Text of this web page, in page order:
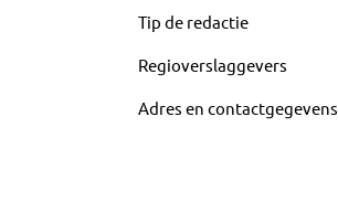
Tip de redactie
Regioverslaggevers
Adres en contactgegevens